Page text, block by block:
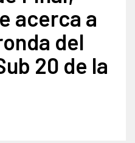
acerca a
del
20 de la